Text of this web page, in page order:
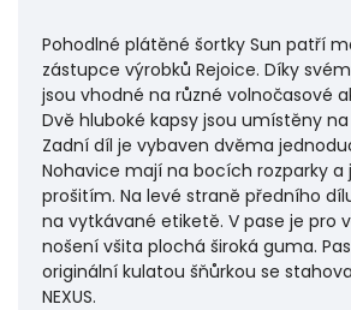
Pohodlné plátěné šortky Sun patří
zástupce výrobků Rejoice. Díky
jsou vhodné na různé volnočasové
Dvě hluboké kapsy jsou umístěny
Zadní díl je vybaven dvěma
Nohavice mají na bocích rozparky a
prošitím. Na levé straně předního
na vytkávané etiketě. V pase je pro
nošení všita plochá široká guma.
originální kulatou šňůrkou se
NEXUS.